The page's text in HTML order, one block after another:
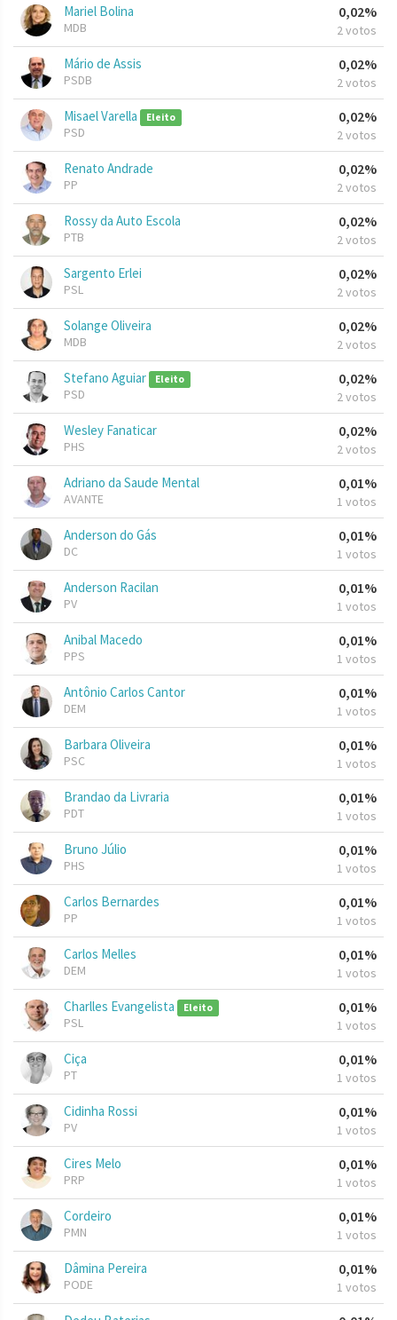
Mariel Bolina
MDB
0,02%
2 votos
Mário de Assis
PSDB
0,02%
2 votos
Misael Varella Eleito
PSD
0,02%
2 votos
Renato Andrade
PP
0,02%
2 votos
Rossy da Auto Escola
PTB
0,02%
2 votos
Sargento Erlei
PSL
0,02%
2 votos
Solange Oliveira
MDB
0,02%
2 votos
Stefano Aguiar Eleito
PSD
0,02%
2 votos
Wesley Fanaticar
PHS
0,02%
2 votos
Adriano da Saude Mental
AVANTE
0,01%
1 votos
Anderson do Gás
DC
0,01%
1 votos
Anderson Racilan
PV
0,01%
1 votos
Anibal Macedo
PPS
0,01%
1 votos
Antônio Carlos Cantor
DEM
0,01%
1 votos
Barbara Oliveira
PSC
0,01%
1 votos
Brandao da Livraria
PDT
0,01%
1 votos
Bruno Júlio
PHS
0,01%
1 votos
Carlos Bernardes
PP
0,01%
1 votos
Carlos Melles
DEM
0,01%
1 votos
Charlles Evangelista Eleito
PSL
0,01%
1 votos
Ciça
PT
0,01%
1 votos
Cidinha Rossi
PV
0,01%
1 votos
Cires Melo
PRP
0,01%
1 votos
Cordeiro
PMN
0,01%
1 votos
Dâmina Pereira
PODE
0,01%
1 votos